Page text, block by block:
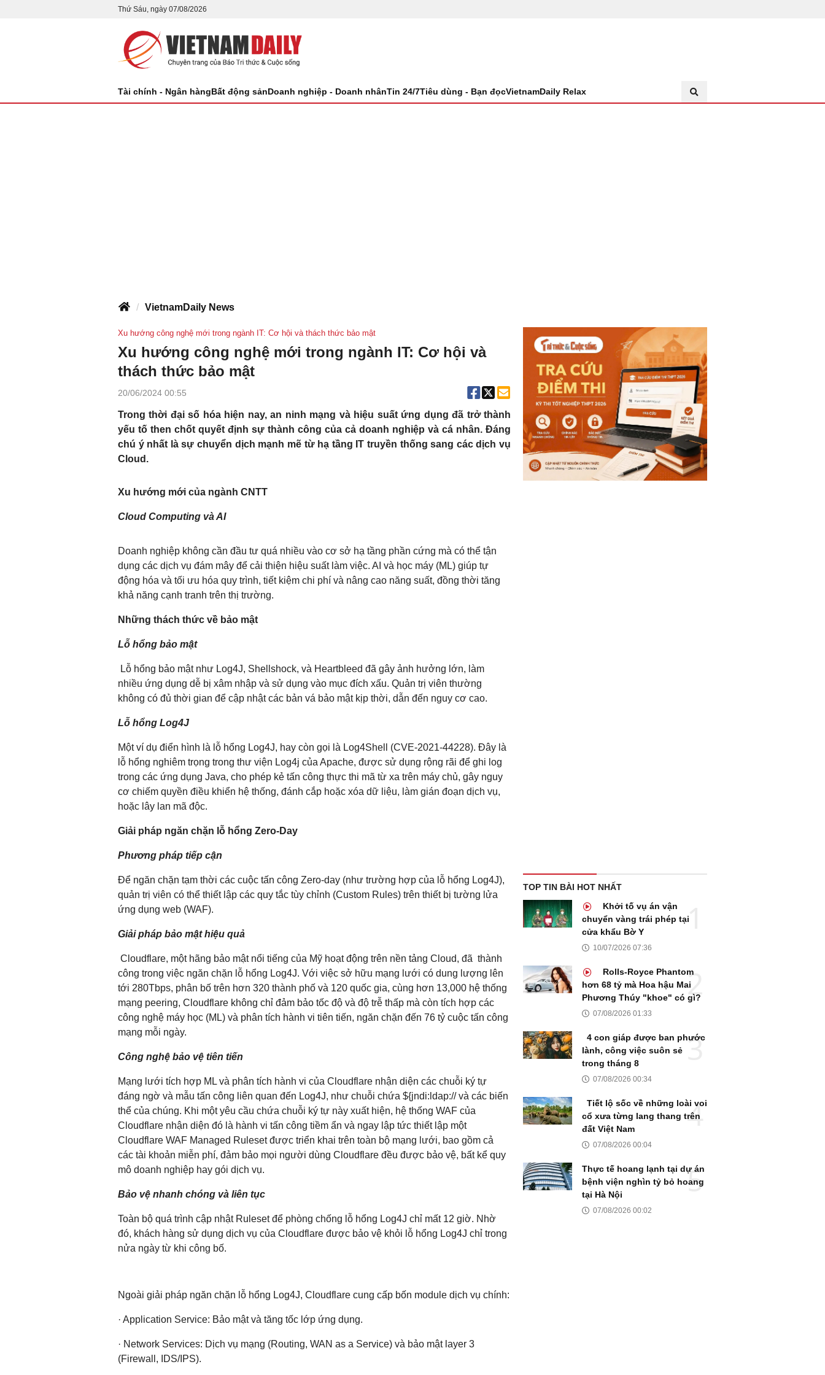
Thứ Sáu, ngày 07/08/2026
Tài chính - Ngân hàngBất động sảnDoanh nghiệp - Doanh nhânTin 24/7Tiêu dùng - Bạn đọcVietnamDaily Relax
VietnamDaily News
Xu hướng công nghệ mới trong ngành IT: Cơ hội và thách thức bảo mật
Xu hướng công nghệ mới trong ngành IT: Cơ hội và
thách thức bảo mật
20/06/2024 00:55
Trong thời đại số hóa hiện nay, an ninh mạng và hiệu suất ứng dụng đã trở thành
yếu tố then chốt quyết định sự thành công của cả doanh nghiệp và cá nhân. Đáng
chú ý nhất là sự chuyển dịch mạnh mẽ từ hạ tầng IT truyền thống sang các dịch vụ
Cloud.
Xu hướng mới của ngành CNTT
Cloud Computing và AI
Doanh nghiệp không cần đầu tư quá nhiều vào cơ sở hạ tầng phần cứng mà có thể tận
dụng các dịch vụ đám mây để cải thiện hiệu suất làm việc. AI và học máy (ML) giúp tự
động hóa và tối ưu hóa quy trình, tiết kiệm chi phí và nâng cao năng suất, đồng thời tăng
khả năng cạnh tranh trên thị trường.
Những thách thức về bảo mật
Lỗ hổng bảo mật
Lỗ hổng bảo mật như Log4J, Shellshock, và Heartbleed đã gây ảnh hưởng lớn, làm
nhiều ứng dụng dễ bị xâm nhập và sử dụng vào mục đích xấu. Quản trị viên thường
không có đủ thời gian để cập nhật các bản vá bảo mật kịp thời, dẫn đến nguy cơ cao.
Lỗ hổng Log4J
Một ví dụ điển hình là lỗ hổng Log4J, hay còn gọi là Log4Shell (CVE-2021-44228). Đây là
lỗ hổng nghiêm trọng trong thư viện Log4j của Apache, được sử dụng rộng rãi để ghi log
trong các ứng dụng Java, cho phép kẻ tấn công thực thi mã từ xa trên máy chủ, gây nguy
cơ chiếm quyền điều khiển hệ thống, đánh cắp hoặc xóa dữ liệu, làm gián đoạn dịch vụ,
hoặc lây lan mã độc.
Giải pháp ngăn chặn lỗ hổng Zero-Day
Phương pháp tiếp cận
Để ngăn chặn tạm thời các cuộc tấn công Zero-day (như trường hợp của lỗ hổng Log4J),
quản trị viên có thể thiết lập các quy tắc tùy chỉnh (Custom Rules) trên thiết bị tường lửa
ứng dụng web (WAF).
Giải pháp bảo mật hiệu quả
Cloudflare, một hãng bảo mật nổi tiếng của Mỹ hoạt động trên nền tảng Cloud, đã thành
công trong việc ngăn chặn lỗ hổng Log4J. Với việc sở hữu mạng lưới có dung lượng lên
tới 280Tbps, phân bố trên hơn 320 thành phố và 120 quốc gia, cùng hơn 13,000 hệ thống
mạng peering, Cloudflare không chỉ đảm bảo tốc độ và độ trễ thấp mà còn tích hợp các
công nghệ máy học (ML) và phân tích hành vi tiên tiến, ngăn chặn đến 76 tỷ cuộc tấn công
mạng mỗi ngày.
Công nghệ bảo vệ tiên tiến
Mạng lưới tích hợp ML và phân tích hành vi của Cloudflare nhận diện các chuỗi ký tự
đáng ngờ và mẫu tấn công liên quan đến Log4J, như chuỗi chứa ${jndi:ldap:// và các biến
thể của chúng. Khi một yêu cầu chứa chuỗi ký tự này xuất hiện, hệ thống WAF của
Cloudflare nhận diện đó là hành vi tấn công tiềm ẩn và ngay lập tức thiết lập một
Cloudflare WAF Managed Ruleset được triển khai trên toàn bộ mạng lưới, bao gồm cả
các tài khoản miễn phí, đảm bảo mọi người dùng Cloudflare đều được bảo vệ, bất kể quy
mô doanh nghiệp hay gói dịch vụ.
Bảo vệ nhanh chóng và liên tục
Toàn bộ quá trình cập nhật Ruleset để phòng chống lỗ hổng Log4J chỉ mất 12 giờ. Nhờ
đó, khách hàng sử dụng dịch vụ của Cloudflare được bảo vệ khỏi lỗ hổng Log4J chỉ trong
nửa ngày từ khi công bố.
Ngoài giải pháp ngăn chặn lỗ hổng Log4J, Cloudflare cung cấp bốn module dịch vụ chính:
· Application Service: Bảo mật và tăng tốc lớp ứng dụng.
· Network Services: Dịch vụ mạng (Routing, WAN as a Service) và bảo mật layer 3
(Firewall, IDS/IPS).
TOP TIN BÀI HOT NHẤT
Khởi tố vụ án vận
chuyển vàng trái phép tại
cửa khẩu Bờ Y
10/07/2026 07:36
Rolls-Royce Phantom
hơn 68 tỷ mà Hoa hậu Mai
Phương Thúy "khoe" có gì?
07/08/2026 01:33
4 con giáp được ban phước
lành, công việc suôn sẻ
trong tháng 8
07/08/2026 00:34
Tiết lộ sốc về những loài voi
cổ xưa từng lang thang trên
đất Việt Nam
07/08/2026 00:04
Thực tế hoang lạnh tại dự án
bệnh viện nghìn tỷ bỏ hoang
tại Hà Nội
07/08/2026 00:02